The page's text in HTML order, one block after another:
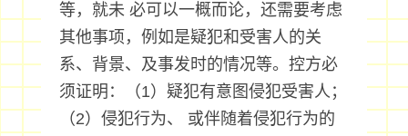
等，就未 必可以一概而论，还需要考虑
其他事项，例如是疑犯和受害人的关
系、背景、及事发时的情况等。控方必
须证明：（1）疑犯有意图侵犯受害人；
（2）侵犯行为、 或伴随着侵犯行为的